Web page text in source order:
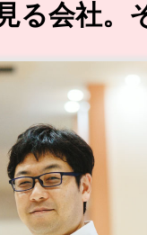
る会社。
分を目指す